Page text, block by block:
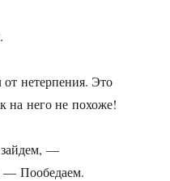
нетерпения. Это
на него не похоже!
—
— Пообедаем.